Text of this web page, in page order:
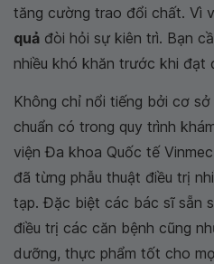
tăng cường trao đổi chất. Vì
quả đòi hỏi sự kiên trì. Bạn
nhiều khó khăn trước khi đạt
Không chỉ nổi tiếng bởi cơ
chuẩn có trong quy trình
viện Đa khoa Quốc tế
đã từng phẫu thuật điều trị
tạp. Đặc biệt các bác sĩ sẵn
điều trị các căn bệnh cũng
dưỡng, thực phẩm tốt cho